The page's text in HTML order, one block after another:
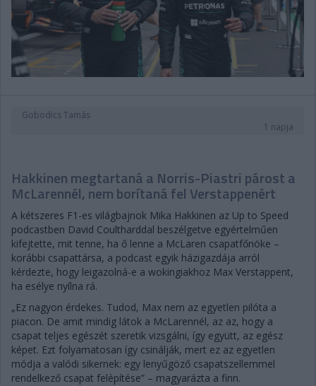
Gobodics Tamás
1 napja
Hakkinen megtartaná a Norris-Piastri párost a
McLarennél, nem borítaná fel Verstappenért
A kétszeres F1-es világbajnok Mika Hakkinen az Up to Speed
podcastben David Coultharddal beszélgetve egyértelműen
kifejtette, mit tenne, ha ő lenne a McLaren csapatfőnöke –
korábbi csapattársa, a podcast egyik házigazdája arról
kérdezte, hogy leigazolná-e a wokingiakhoz Max Verstappent,
ha esélye nyílna rá.
„Ez nagyon érdekes. Tudod, Max nem az egyetlen pilóta a
piacon. De amit mindig látok a McLarennél, az az, hogy a
csapat teljes egészét szeretik vizsgálni, így együtt, az egész
képet. Ezt folyamatosan így csinálják, mert ez az egyetlen
módja a valódi sikernek: egy lenyűgöző csapatszellemmel
rendelkező csapat felépítése” – magyarázta a finn.